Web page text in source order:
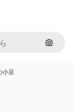
画像で
小豆